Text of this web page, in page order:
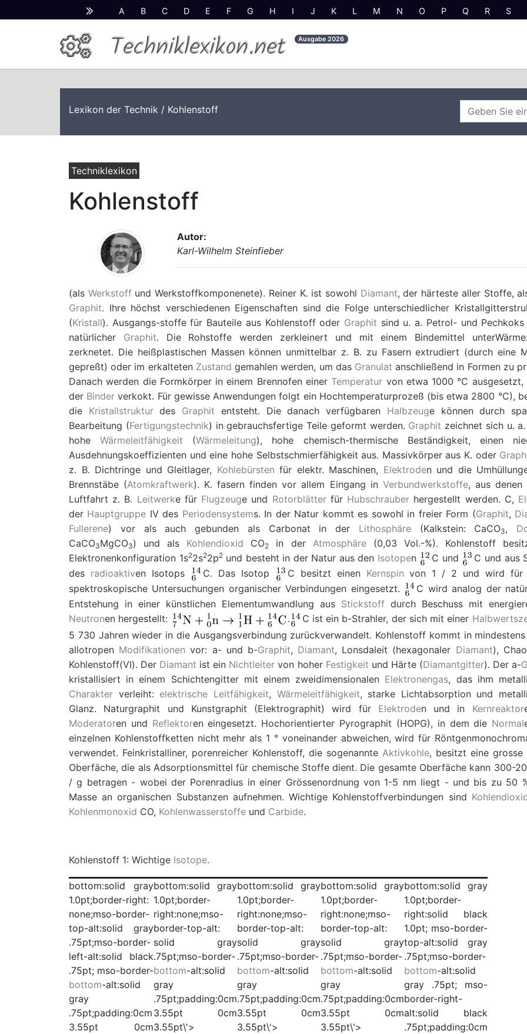
A B C D E F G H I J K L M N O P Q R S
Techniklexikon.net Ausgabe2026
Lexikon der Technik / Kohlenstoff
Techniklexikon
Kohlenstoff
Autor:
Karl-Wilhelm Steinfieber
(als Werkstoffund Werkstoffkomponenete). Reiner K. ist sowohl Diamant, der härteste aller Stoffe,
Graphit. Ihre höchst verschiedenen Eigenschaften sind die Folge unterschiedlicher
(Kristall). Ausgangs-stoffe für Bauteile aus Kohlenstoff oder Graphit sind u. a. Petrol- und
natürlicher Graphit. Die Rohstoffe werden zerkleinert und mit einem Bindemittel
zerknetet. Die heißplastischen Massen können unmittelbar z. B. zu Fasern extrudiert (durch eine
gepreßt) oder im erkalteten Zustand gemahlen werden, um das Granulat anschließend in Formen zu
Danach werden die Formkörper in einem Brennofen einer Temperatur von etwa 1000 °C ausgesetzt,
der Binder verkokt. Für gewisse Anwendungen folgt ein Hochtemperaturprozeß (bis etwa 2800 °C),
die Kristallstrukturdes Graphit entsteht. Die danach verfügbaren Halbzeuge können durch
Bearbeitung (Fertigungstechnik) in gebrauchsfertige Teile geformt werden. Graphit zeichnet sich u.
hoheWärmeleitfähigkeit (Wärmeleitung), hohe chemisch-thermische Beständigkeit, einen
Ausdehnungskoeffizienten und eine hohe Selbstschmierfähigkeit aus. Massivkörper aus K. oder
z. B. Dichtringe und Gleitlager, Kohlebürsten für elektr. Maschinen, Elektroden und die
Brennstäbe (Atomkraftwerk). K. fasern finden vor allem Eingang in Verbundwerkstoffe, aus denen
Luftfahrt z. B. Leitwerke für Flugzeuge und Rotorblätterfür Hubschrauber hergestellt werden. C,
der Hauptgruppe IV des Periodensystems. In der Natur kommt es sowohl in freier Form (Graphit,
Fullerene) vor als auch gebunden als Carbonat in der Lithosphäre(Kalkstein: CaCO3,
CaCO3MgCO3) und als Kohlendioxid CO2 in der Atmosphäre(0,03 Vol.-%). Kohlenstoff
Elektronenkonfiguration 1s22s22p2und besteht in der Natur aus den Isotopen C und
C und aus
des radioaktiven Isotops C. Das Isotop C besitzt einen Kernspin von 1 / 2 und wird für
spektroskopische Untersuchungen organischer Verbindungen eingesetzt.
C wird analog der
Entstehung in einer künstlichen Elementumwandlung aus Stickstoff durch Beschuss mit
Neutronen hergestellt: . C ist ein b-Strahler, der sich mit einer
5 730 Jahren wieder in die Ausgangsverbindung zurückverwandelt. Kohlenstoff kommt in
allotropen Modifikationen vor: a- und b-Graphit, Diamant, Lonsdaleit (hexagonaler Diamant),
Kohlenstoff(VI). Der Diamant ist ein Nichtleiter von hoher Festigkeit und Härte (Diamantgitter). Der a-
kristallisiert in einem Schichtengitter mit einem zweidimensionalen Elektronengas, das ihm
Charakter verleiht: elektrische Leitfähigkeit, Wärmeleitfähigkeit, starke Lichtabsorption und
Glanz. Naturgraphit und Kunstgraphit (Elektrographit) wird für Elektroden und in Kernreaktor
Moderatoren und Reflektoren eingesetzt. Hochorientierter Pyrographit (HOPG), in dem die Normal
einzelnen Kohlenstoffketten nicht mehr als 1 ° voneinander abweichen, wird für
verwendet. Feinkristalliner, porenreicher Kohlenstoff, die sogenannte Aktivkohle, besitzt eine grosse
Oberfäche, die als Adsorptionsmittel für chemische Stoffe dient. Die gesamte Oberfäche kann 300-
/ g betragen - wobei der Porenradius in einer Grössenordnung von 1-5 nm liegt - und bis zu 50
Masse an organischen Substanzen aufnehmen. Wichtige Kohlenstoffverbindungen sind
Kohlenmonoxid CO, Kohlenwasserstoffe und Carbide.
Kohlenstoff 1: Wichtige Isotope.
bottom:solid gray
1.0pt;border-right:
none;mso-border-
top-alt:solid gray
.75pt;mso-border-
left-alt:solid black
.75pt; mso-border-
bottom-alt:solid
gray
.75pt;padding:0cm
3.55pt 0cm
bottom:solid gray
1.0pt;border-
right:none;mso-
border-top-alt:
solid gray
.75pt;mso-border-
bottom-alt:solid
gray
.75pt;padding:0cm
3.55pt 0cm
3.55pt\'>
bottom:solid gray
1.0pt;border-
right:none;mso-
border-top-alt:
solid gray
.75pt;mso-border-
bottom-alt:solid
gray
.75pt;padding:0cm
3.55pt 0cm
3.55pt\'>
bottom:solid gray
1.0pt;border-
right:none;mso-
border-top-alt:
solid gray
.75pt;mso-border-
bottom-alt:solid
gray
.75pt;padding:0cm
3.55pt 0cm
3.55pt\'>
bottom:solid gray
1.0pt;border-
right:solid black
1.0pt; mso-border-
top-alt:solid gray
.75pt;mso-border-
bottom-alt:solid
gray .75pt; mso-
border-right-
alt:solid black
.75pt;padding:0cm